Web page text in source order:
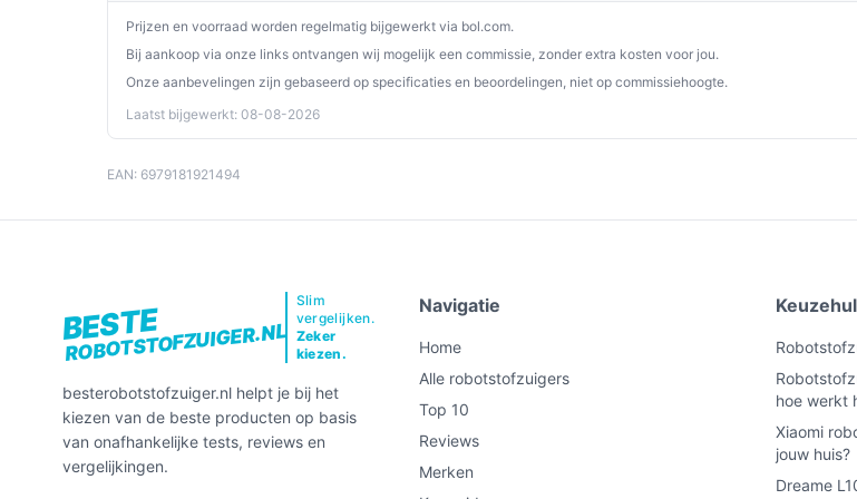
20.000 Pa zuigkracht:
hoge aangebrachte zuigwaarde; belangrijk als je veel stof of
dierenharen hebt.
legen.
schoonmaaksessies; check of dit volstaat voor je woningoppervlak.
Oplaadtijd 4,5 uur:houdt rekening met de tijd tussen meerdere lange reinigingsbeurten.
Accutechnologie Li-Ion, voltage 14,4 V:standaard moderne accutechniek en spanning;
relevant voor laadspecificaties en vervangbaarheid.
Dweilfunctie en 3D-mapping:
voegt nat reinigen toe en biedt kaartnavigatie met
verboden zones via app.
Automatisch legen en dubbel anti-klitsysteem:
handmatig onderhoud.
Afstandsbediening:
nee — bediening gaat via de app.
Prijzen en voorraad worden regelmatig bijgewerkt via bol.com.
Bij aankoop via onze links ontvangen wij mogelijk een commissie, zonder extra kosten voor jou.
Onze aanbevelingen zijn gebaseerd op specificaties en beoordelingen, niet op commissiehoogte.
Laatst bijgewerkt: 08-08-2026
EAN: 6979181921494
BESTE
ROBOTSTOFZUIGER.NL
Slim
vergelijken.
Zeker
kiezen.
besterobotstofzuiger.nl helpt je bij het
kiezen van de beste producten op basis
van onafhankelijke tests, reviews en
vergelijkingen.
Navigatie
Home
Alle robotstofzuigers
Top 10
Reviews
Merken
hoe werkt
Xiaomi
jouw huis?
Dreame